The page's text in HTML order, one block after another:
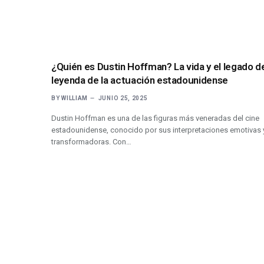
¿Quién es Dustin Hoffman? La vida y el legado
leyenda de la actuación estadounidense
BY WILLIAM JUNIO 25, 2025
Dustin Hoffman es una de las figuras más veneradas del cine
estadounidense, conocido por sus interpretaciones emotivas
transformadoras. Con…